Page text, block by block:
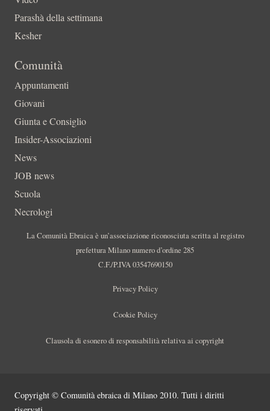
Parashà della settimana
Kesher
Comunità
Appuntamenti
Giovani
Giunta e Consiglio
Insider-Associazioni
News
JOB news
Scuola
Necrologi
La Comunità Ebraica è un’associazione riconosciuta scritta al registro
prefettura Milano numero d’ordine 285
C.F./P.IVA 03547690150
Privacy Policy
Cookie Policy
Clausola di esonero di responsabilità relativa ai copyright
Copyright © Comunità ebraica di Milano 2010. Tutti i diritti